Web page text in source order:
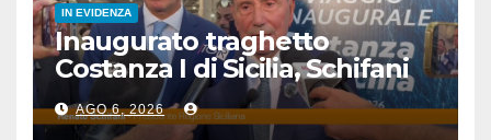
IN EVIDENZA
Inaugurato traghetto
Costanza I di Sicilia, Schifani
“Mantenuto impegni presi”
AGO 6, 2026